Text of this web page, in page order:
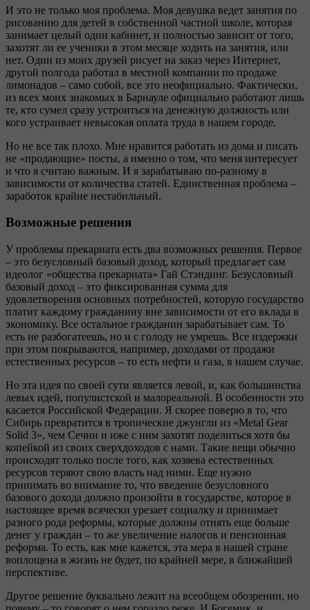
И это не только моя проблема. Моя девушка ведет занятия по
рисованию для детей в собственной частной школе, которая
занимает целый один кабинет, и полностью зависит от того,
захотят ли ее ученики в этом месяце ходить на занятия, или
нет. Один из моих друзей рисует на заказ через Интернет,
другой полгода работал в местной компании по продаже
лимонадов – само собой, все это неофициально. Фактически,
из всех моих знакомых в Барнауле официально работают лишь
те, кто сумел сразу устроиться на денежную должность или
кого устраивает невысокая оплата труда в нашем городе.
Но не все так плохо. Мне нравится работать из дома и писать
не «продающие» посты, а именно о том, что меня интересует
и что я считаю важным. И я зарабатываю по-разному в
зависимости от количества статей. Единственная проблема –
заработок крайне нестабильный.
Возможные решения
У проблемы прекариата есть два возможных решения. Первое
– это безусловный базовый доход, который предлагает сам
идеолог «общества прекариата» Гай Стэндинг. Безусловный
базовый доход – это фиксированная сумма для
удовлетворения основных потребностей, которую государство
платит каждому гражданину вне зависимости от его вклада в
экономику. Все остальное гражданин зарабатывает сам. То
есть не разбогатеешь, но и с голоду не умрешь. Все издержки
при этом покрываются, например, доходами от продажи
естественных ресурсов – то есть нефти и газа, в нашем случае.
Но эта идея по своей сути является левой, и, как большинства
левых идей, популистской и малореальной. В особенности это
касается Российской Федерации. Я скорее поверю в то, что
Сибирь превратится в тропические джунгли из «Metal Gear
Solid 3», чем Сечин и иже с ним захотят поделиться хотя бы
копейкой из своих сверхдоходов с нами. Такие вещи обычно
происходят только после того, как хозяева естественных
ресурсов теряют свою власть над ними. Еще нужно
принимать во внимание то, что введение безусловного
базового дохода должно произойти в государстве, которое в
настоящее время всячески урезает социалку и принимает
разного рода реформы, которые должны отнять еще больше
денег у граждан – то же увеличение налогов и пенсионная
реформа. То есть, как мне кажется, эта мера в нашей стране
воплощена в жизнь не будет, по крайней мере, в ближайшей
перспективе.
Другое решение буквально лежит на всеобщем обозрении, но